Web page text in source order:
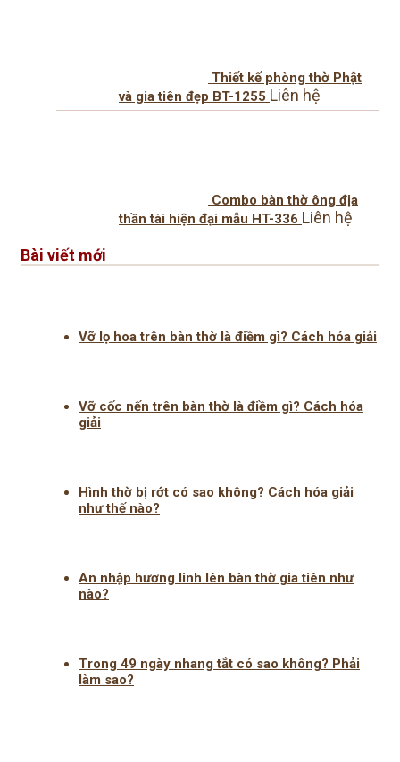
Thiết kế phòng thờ Phật
và gia tiên đẹp BT-1255 Liên hệ
Combo bàn thờ ông địa
thần tài hiện đại mẫu HT-336 Liên hệ
Bài viết mới
Vỡ lọ hoa trên bàn thờ là điềm gì? Cách hóa giải
Vỡ cốc nến trên bàn thờ là điềm gì? Cách hóa
giải
Hình thờ bị rớt có sao không? Cách hóa giải
như thế nào?
An nhập hương linh lên bàn thờ gia tiên như
nào?
Trong 49 ngày nhang tắt có sao không? Phải
làm sao?